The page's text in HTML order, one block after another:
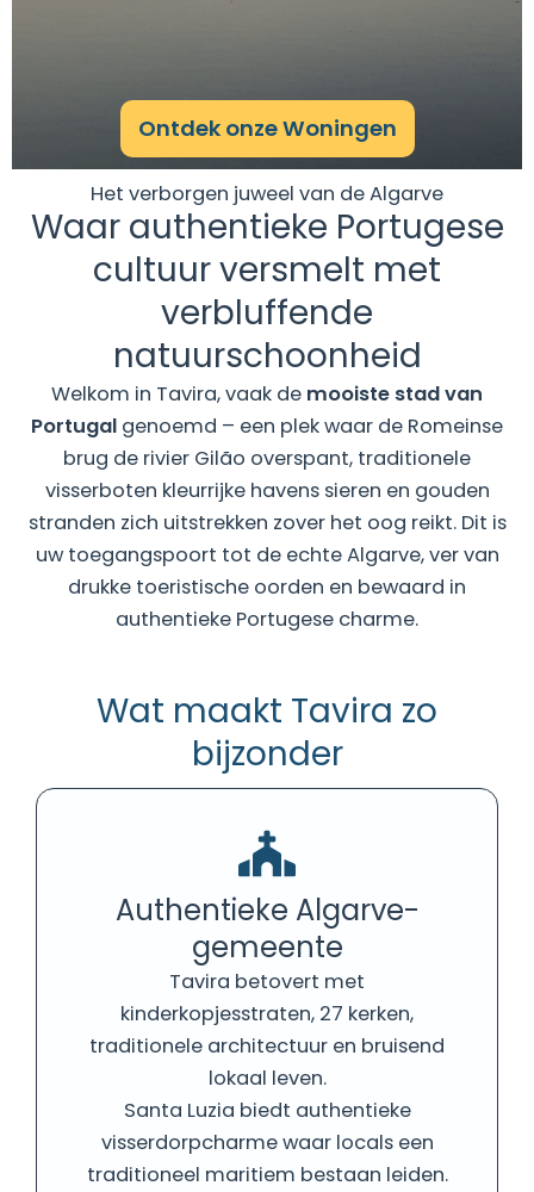
Ontdek onze Woningen
Het verborgen juweel van de Algarve
Waar authentieke Portugese
cultuur versmelt met
verbluffende
natuurschoonheid
Welkom in Tavira, vaak de mooiste stad van
Portugal genoemd – een plek waar de Romeinse
brug de rivier Gilão overspant, traditionele
visserboten kleurrijke havens sieren en gouden
stranden zich uitstrekken zover het oog reikt. Dit is
uw toegangspoort tot de echte Algarve, ver van
drukke toeristische oorden en bewaard in
authentieke Portugese charme.
Wat maakt Tavira zo
bijzonder
Authentieke Algarve-
gemeente
Tavira betovert met
kinderkopjesstraten, 27 kerken,
traditionele architectuur en bruisend
lokaal leven.
Santa Luzia biedt authentieke
visserdorpcharme waar locals een
traditioneel maritiem bestaan leiden.